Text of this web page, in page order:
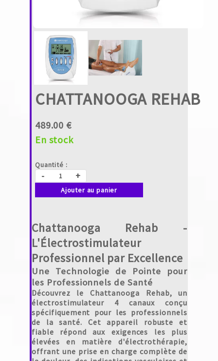
CHATTANOOGA REHAB
489.00 €
En stock
Quantité :
- +
Ajouter au panier
Chattanooga Rehab -
L'Électrostimulateur
Professionnel par Excellence
Une Technologie de Pointe pour
les Professionnels de Santé
Découvrez le Chattanooga Rehab, un
électrostimulateur 4 canaux conçu
spécifiquement pour les professionnels
de la santé. Cet appareil robuste et
fiable répond aux exigences les plus
élevées en matière d'électrothérapie,
offrant une prise en charge complète de